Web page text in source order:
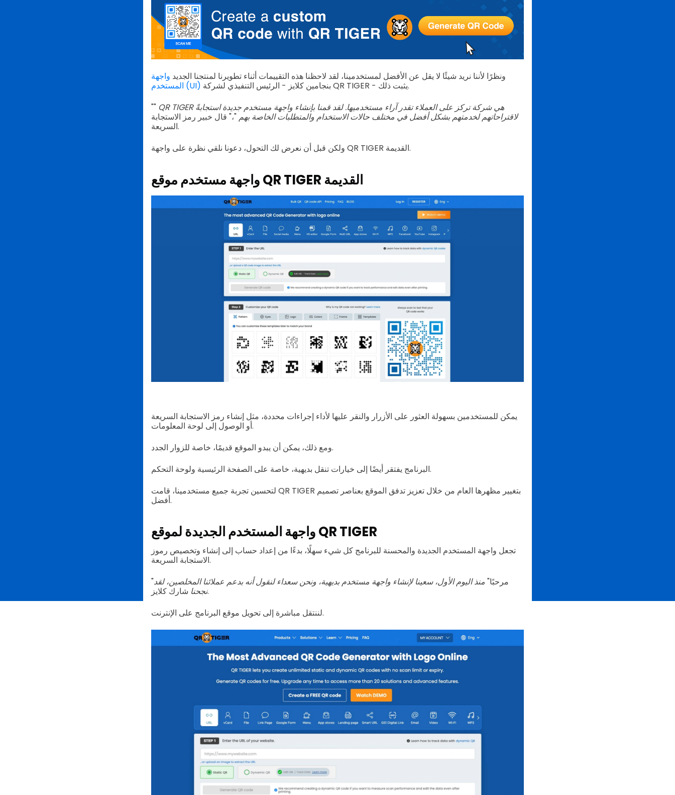
ونظرًا لأننا نريد شيئًا لا يقل عن الأفضل لمستخدمينا، لقد لاحظنا هذه التقييمات أثناء تطويرنا لمنتجنا الجديد واجهة
المستخدم (UI)
بنجامين كلايز - الرئيس التنفيذي لشركة QR TIGER - يثبت ذلك.
"" QR TIGER هي شركة تركز على العملاء تقدر آراء مستخدميها. لقد قمنا بإنشاء واجهة مستخدم جديدة استجابةً
لاقتراحاتهم لخدمتهم بشكل أفضل في مختلف حالات الاستخدام والمتطلبات الخاصة بهم"،" قال خبير رمز الاستجابة
السريعة.
ولكن قبل أن نعرض لك التحول، دعونا نلقي نظرة على واجهة QR TIGER القديمة.
واجهة مستخدم موقع QR TIGER القديمة
يمكن للمستخدمين بسهولة العثور على الأزرار والنقر عليها لأداء إجراءات محددة، مثل إنشاء رمز الاستجابة السريعة
أو الوصول إلى لوحة المعلومات.
ومع ذلك، يمكن أن يبدو الموقع قديمًا، خاصة للزوار الجدد.
البرنامج يفتقر أيضًا إلى خيارات تنقل بديهية، خاصة على الصفحة الرئيسية ولوحة التحكم.
لتحسين تجربة جميع مستخدمينا، قامت QR TIGER بتغيير مظهرها العام من خلال تعزيز تدفق الموقع بعناصر تصميم
أفضل.
واجهة المستخدم الجديدة لموقع QR TIGER
تجعل واجهة المستخدم الجديدة والمحسنة للبرنامج كل شيء سهلًا، بدءًا من إعداد حساب إلى إنشاء وتخصيص رموز
الاستجابة السريعة.
"مرحبًا" منذ اليوم الأول، سعينا لإنشاء واجهة مستخدم بديهية، ونحن سعداء لنقول أنه بدعم عملائنا المخلصين، لقد
نجحناشارك كلايز.
لننتقل مباشرة إلى تحويل موقع البرنامج على الإنترنت.